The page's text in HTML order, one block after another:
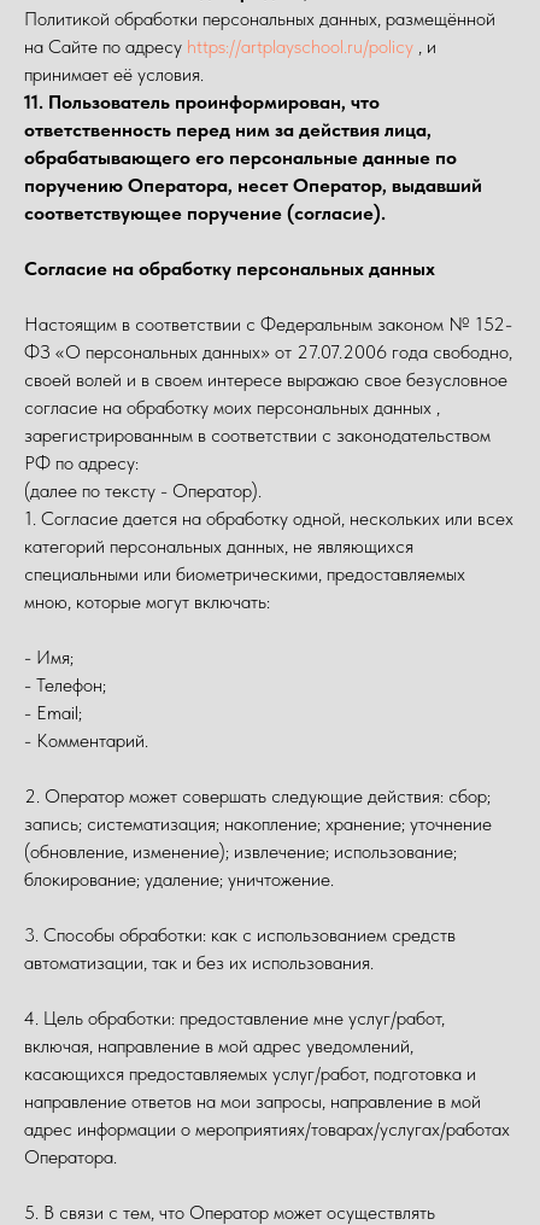
Политикой обработки персональных данных, размещённой
на Сайте по адресу https://artplayschool.ru/policy , и
принимает её условия.
11. Пользователь проинформирован, что
ответственность перед ним за действия лица,
обрабатывающего его персональные данные по
поручению Оператора, несет Оператор, выдавший
соответствующее поручение (согласие).
Согласие на обработку персональных данных
Настоящим в соответствии с Федеральным законом № 152-
ФЗ «О персональных данных» от 27.07.2006 года свободно,
своей волей и в своем интересе выражаю свое безусловное
согласие на обработку моих персональных данных ,
зарегистрированным в соответствии с законодательством
РФ по адресу:
(далее по тексту - Оператор).
1. Согласие дается на обработку одной, нескольких или всех
категорий персональных данных, не являющихся
специальными или биометрическими, предоставляемых
мною, которые могут включать:
- Имя;
- Телефон;
- Email;
- Комментарий.
2. Оператор может совершать следующие действия: сбор;
запись; систематизация; накопление; хранение; уточнение
(обновление, изменение); извлечение; использование;
блокирование; удаление; уничтожение.
3. Способы обработки: как с использованием средств
автоматизации, так и без их использования.
4. Цель обработки: предоставление мне услуг/работ,
включая, направление в мой адрес уведомлений,
касающихся предоставляемых услуг/работ, подготовка и
направление ответов на мои запросы, направление в мой
адрес информации о мероприятиях/товарах/услугах/работах
Оператора.
5. В связи с тем, что Оператор может осуществлять